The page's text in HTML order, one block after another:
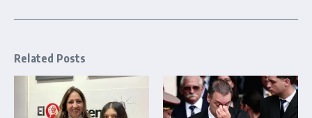
Related Posts